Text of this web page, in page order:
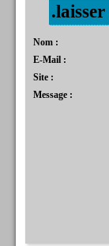
Nom :
E-Mail :
Site :
Message :